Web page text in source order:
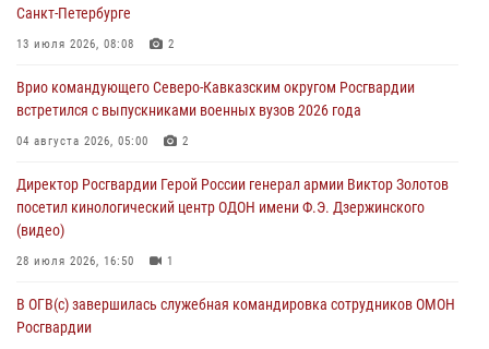
Подвиги героев‑росгвардейцев увековечили в новой музейной
экспозиции белгородского музея‑диорамы «Курская битва.
06 августа 2026, 10:30 3
Охрану общественного порядка и безопасность на футбольном
06 августа 2026, 10:13 1
Санкт-Петербурге
13 июля 2026, 08:08 2
Врио командующего Северо-Кавказским округом Росгвардии
встретился с выпускниками военных вузов 2026 года
04 августа 2026, 05:00 2
Директор Росгвардии Герой России генерал армии Виктор Золотов
посетил кинологический центр ОДОН имени Ф.Э. Дзержинского
(видео)
28 июля 2026, 16:50 1
В ОГВ(с) завершилась служебная командировка сотрудников ОМОН
Росгвардии